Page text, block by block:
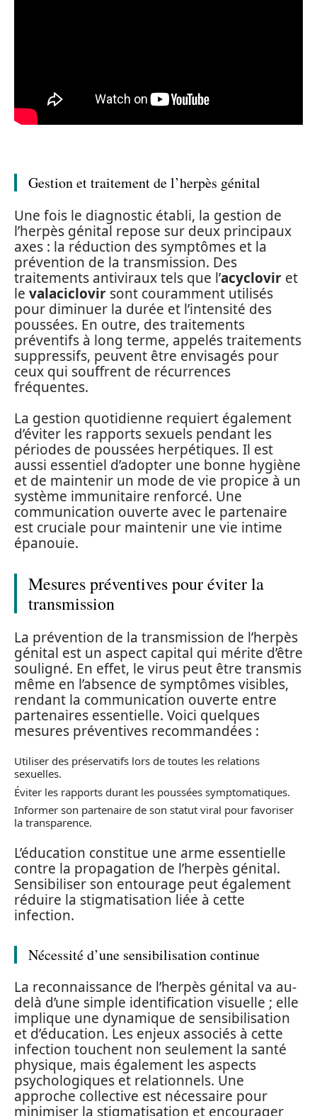
Gestion et traitement de l’herpès génital
Une fois le diagnostic établi, la gestion de
l’herpès génital repose sur deux principaux
axes : la réduction des symptômes et la
prévention de la transmission. Des
traitements antiviraux tels que l’acyclovir et
le valaciclovir sont couramment utilisés
pour diminuer la durée et l’intensité des
poussées. En outre, des traitements
préventifs à long terme, appelés traitements
suppressifs, peuvent être envisagés pour
ceux qui souffrent de récurrences
fréquentes.
La gestion quotidienne requiert également
d’éviter les rapports sexuels pendant les
périodes de poussées herpétiques. Il est
aussi essentiel d’adopter une bonne hygiène
et de maintenir un mode de vie propice à un
système immunitaire renforcé. Une
communication ouverte avec le partenaire
est cruciale pour maintenir une vie intime
épanouie.
Mesures préventives pour éviter la
transmission
La prévention de la transmission de l’herpès
génital est un aspect capital qui mérite d’être
souligné. En effet, le virus peut être transmis
même en l’absence de symptômes visibles,
rendant la communication ouverte entre
partenaires essentielle. Voici quelques
mesures préventives recommandées :
Utiliser des préservatifs lors de toutes les relations
sexuelles.
Éviter les rapports durant les poussées symptomatiques.
Informer son partenaire de son statut viral pour favoriser
la transparence.
L’éducation constitue une arme essentielle
contre la propagation de l’herpès génital.
Sensibiliser son entourage peut également
réduire la stigmatisation liée à cette
infection.
Nécessité d’une sensibilisation continue
La reconnaissance de l’herpès génital va au-
delà d’une simple identification visuelle ; elle
implique une dynamique de sensibilisation
et d’éducation. Les enjeux associés à cette
infection touchent non seulement la santé
physique, mais également les aspects
psychologiques et relationnels. Une
approche collective est nécessaire pour
minimiser la stigmatisation et encourager